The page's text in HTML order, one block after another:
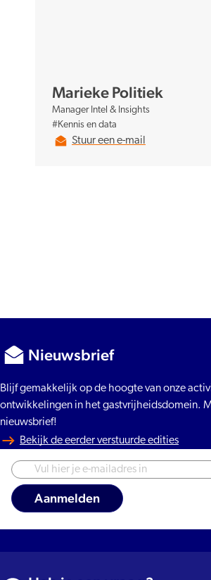
Marieke Politiek
Manager Intel & Insights
#Kennis en data
Stuur een e-mail
Nieuwsbrief
Blijf gemakkelijk op de hoogte van onze
ontwikkelingen in het gastvrijheidsdomein.
nieuwsbrief!
Bekijk de eerder verstuurde edities